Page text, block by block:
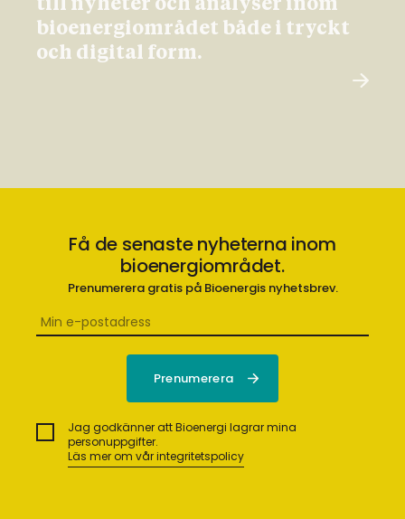
till nyheter och analyser inom
bioenergiområdet både i tryckt
och digital form.
Få de senaste nyheterna inom
bioenergiområdet.
Prenumerera gratis på Bioenergis nyhetsbrev.
Jag godkänner att Bioenergi lagrar mina
personuppgifter.
Läs mer om vår integritetspolicy